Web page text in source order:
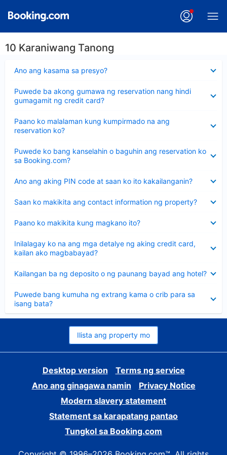
10 Karaniwang Tanong
Ano ang kasama sa presyo?
ang
Puwede ba akong gumawa ng reservation nang hindi
gumagamit ng credit card?
ang
sagot
Paano ko malalaman kung kumpirmado na ang
reservation ko?
ang
sagot
Puwede ko bang kanselahin o baguhin ang reservation ko
sa Booking.com?
ang
sagot
Ano ang aking PIN code at saan ko ito kakailanganin?
ang
Saan ko makikita ang contact information ng property?
ang
Paano ko makikita kung magkano ito?
ang
Inilalagay ko na ang mga detalye ng aking credit card,
kailan ako magbabayad?
ang
sagot
Kailangan ba ng deposito o ng paunang bayad ang hotel?
ang
Puwede bang kumuha ng extrang kama o crib para sa
isang bata?
ang
sagot
Ilista ang property mo
Desktop version
Terms ng service
Ano ang ginagawa namin
Privacy Notice
Modern slavery statement
Statement sa karapatang pantao
Tungkol sa Booking.com